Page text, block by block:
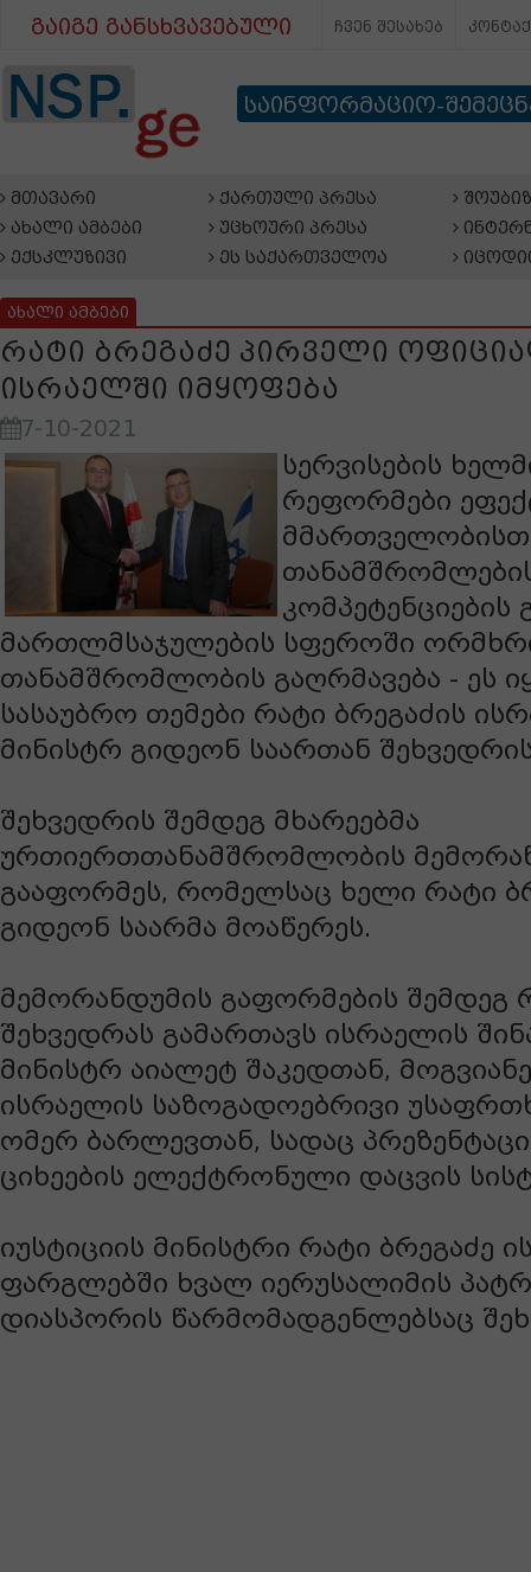
გაიგე განსხვავებული ჩვენ შესახებ
საინფორმაციო-
მთავარი
ახალი ამბები
ექსკლუზივი
ქართული პრესა
უცხოური პრესა
ეს საქართველოა
ახალი ამბები
რატი ბრეგაძე პირველი
ისრაელში იმყოფება
7-10-2021
სერვისების
რეფორმები
კომპეტენციების
მართლმსაჯულების სფეროში
თანამშრომლობის გაღრმავება - ეს
სასაუბრო თემები რატი ბრეგაძის
მინისტრ გიდეონ საართან
შეხვედრის შემდეგ მხარეებმა
ურთიერთთანამშრომლობის
გააფორმეს, რომელსაც ხელი რატი
გიდეონ საარმა მოაწერეს.
მემორანდუმის გაფორმების შემდეგ
შეხვედრას გამართავს ისრაელის
მინისტრ აიალეტ შაკედთან,
ისრაელის საზოგადოებრივი
ომერ ბარლევთან, სადაც
ციხეების ელექტრონული დაცვის
იუსტიციის მინისტრი რატი ბრეგაძე
ფარგლებში ხვალ იერუსალიმის
დიასპორის წარმომადგენლებსაც